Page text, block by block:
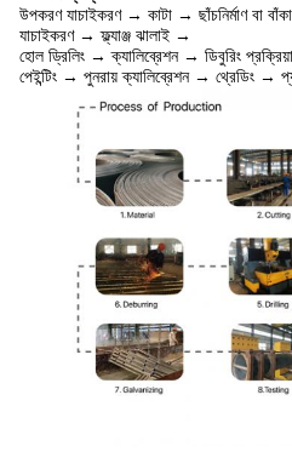
উপকরণ যাচাইকরণ → কাটা → ছাঁচনির্মাণ বা
যাচাইকরণ → ফ্ল্যাঞ্জ ঝালাই →
হোল ড্রিলিং → ক্যালিব্রেশন → ডিবুরিং
পেইন্টিং → পুনরায় ক্যালিব্রেশন → থ্রেডিং →